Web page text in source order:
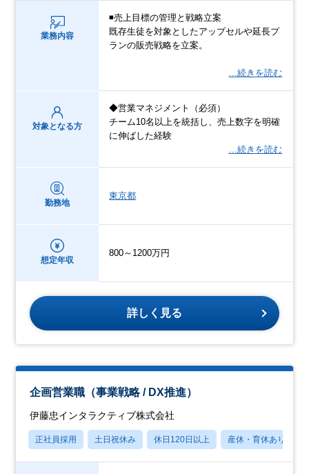
業務内容
◾️売上目標の管理と戦略立案
既存生徒を対象としたアップセルや延長プ
ランの販売戦略を立案。
…続きを読む
対象となる方
◆営業マネジメント（必須）
チーム10名以上を統括し、売上数字を明確
に伸ばした経験
…続きを読む
勤務地
東京都
想定年収
800～1200万円
詳しく見る
企画営業職（事業戦略 / DX推進）
伊藤忠インタラクティブ株式会社
正社員採用 土日祝休み 休日120日以上 産休・育休あり